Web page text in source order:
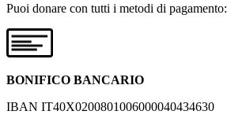
Puoi donare con tutti i metodi di pagamento:
BONIFICO BANCARIO
IBAN IT40X0200801006000040434630